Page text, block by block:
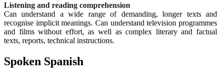
Listening and reading comprehension
Can understand a wide range of demanding, longer texts and
recognise implicit meanings. Can understand television programmes
and films without effort, as well as complex literary and factual
texts, reports, technical instructions.
Spoken Spanish